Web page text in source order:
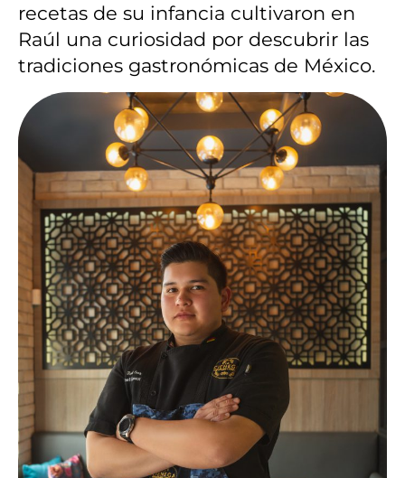
recetas de su infancia cultivaron en
Raúl una curiosidad por descubrir las
tradiciones gastronómicas de México.